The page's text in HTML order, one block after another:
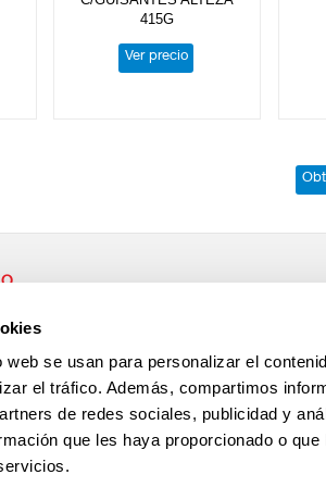
se usan para personalizar el
el tráfico. Además, compartimos
de redes sociales, publicidad y
que les haya proporcionado o
415G
Ver precio
las personas,